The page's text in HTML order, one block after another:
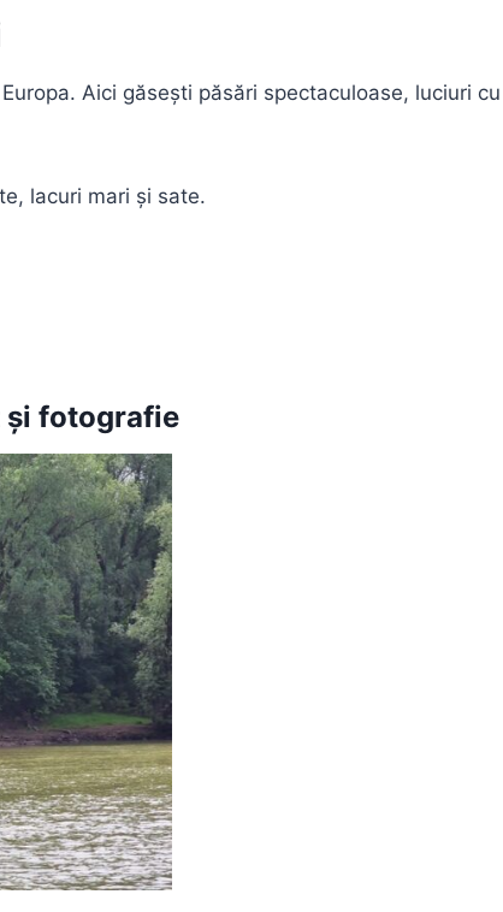
Aici găsești păsări spectaculoase, luciuri
lacuri mari și sate.
și fotografie